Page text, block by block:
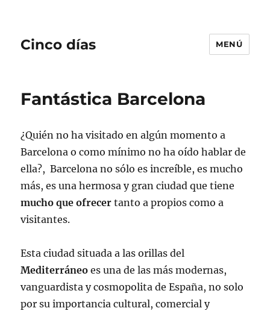
Cinco días MENÚ
Fantástica Barcelona
¿Quién no ha visitado en algún momento a
Barcelona o como mínimo no ha oído hablar de
ella?, Barcelona no sólo es increíble, es mucho
más, es una hermosa y gran ciudad que tiene
mucho que ofrecer tanto a propios como a
visitantes.
Esta ciudad situada a las orillas del
Mediterráneo es una de las más modernas,
vanguardista y cosmopolita de España, no solo
por su importancia cultural, comercial y